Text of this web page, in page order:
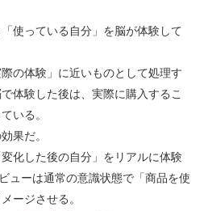
使っている自分」を脳が体験して
の体験」に近いものとして処理す
体験した後は、実際に購入するこ
いる。
果だ。
化した後の自分」をリアルに体験
ューは通常の意識状態で「商品を使
ージさせる。